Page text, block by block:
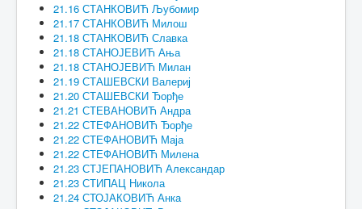
21.16 СТАНКОВИЋ Љубомир
21.17 СТАНКОВИЋ Милош
21.18 СТАНКОВИЋ Славка
21.18 СТАНОЈЕВИЋ Ања
21.18 СТАНОЈЕВИЋ Милан
21.19 СТАШЕВСКИ Валериј
21.20 СТАШЕВСКИ Ђорђе
21.21 СТЕВАНОВИЋ Андра
21.22 СТЕФАНОВИЋ Ђорђе
21.22 СТЕФАНОВИЋ Маја
21.22 СТЕФАНОВИЋ Милена
21.23 СТЈЕПАНОВИЋ Александар
21.23 СТИПАЦ Никола
21.24 СТОЈАКОВИЋ Анка